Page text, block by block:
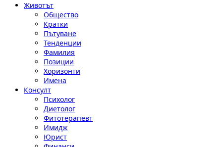
Животът
Общество
Кратки
Пътуване
Тенденции
Фамилия
Позиции
Хоризонти
Имена
Консулт
Психолог
Диетолог
Фитотерапевт
Имидж
Юрист